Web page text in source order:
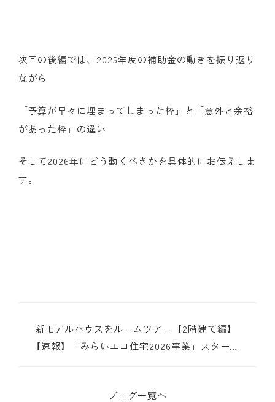
次回の後編では、 2025年度の補助金の動きを振り返り
ながら
「予算が早々に埋まってしまった枠」と「意外と余裕
があった枠」の違い
そして2026年にどう動くべきかを具体的にお伝えしま
す。
新モデルハウスをルームツアー【2階建て編】
ブログ一覧へ
【速報】「みらいエコ住宅2026事業」スタート